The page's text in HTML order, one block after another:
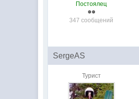
Постоялец
347 сообщений
SergeAS
Турист